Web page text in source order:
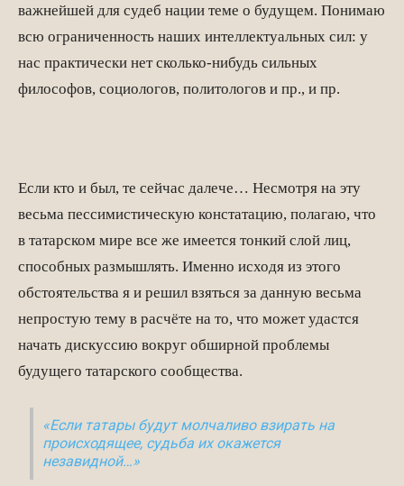
важнейшей для судеб нации теме о будущем. Понимаю
всю ограниченность наших интеллектуальных сил: у
нас практически нет сколько-нибудь сильных
философов, социологов, политологов и пр., и пр.
Если кто и был, те сейчас далече… Несмотря на эту
весьма пессимистическую констатацию, полагаю, что
в татарском мире все же имеется тонкий слой лиц,
способных размышлять. Именно исходя из этого
обстоятельства я и решил взяться за данную весьма
непростую тему в расчёте на то, что может удастся
начать дискуссию вокруг обширной проблемы
будущего татарского сообщества.
«Если татары будут молчаливо взирать на
происходящее, судьба их окажется
незавидной…»